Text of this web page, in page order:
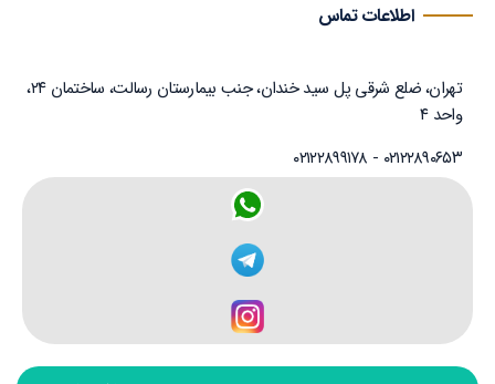
اطلاعات تماس
تهران، ضلع شرقی پل سید خندان، جنب بیمارستان رسالت، ساختمان ۲۴،
واحد ۴
۰۲۱۲۲۸۹۰۶۵۳ - ۰۲۱۲۲۸۹۹۱۷۸